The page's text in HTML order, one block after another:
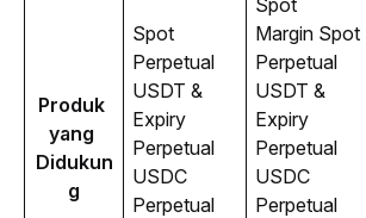
Produk
yang
Didukun
g
Spot
Perpetual
USDT &
Expiry
Perpetual
USDC
Perpetual
Spot
Margin Spot
Perpetual
USDT &
Expiry
Perpetual
USDC
Perpetual